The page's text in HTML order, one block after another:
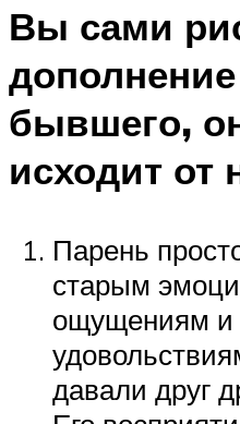
Вы сами
бывшего,
исходит от
Парень
старым
ощущениям
давали друг